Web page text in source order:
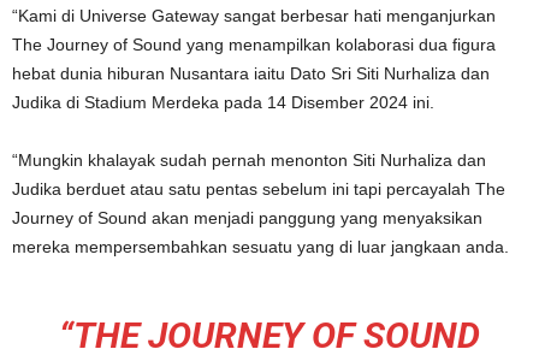
“Kami di Universe Gateway sangat berbesar hati menganjurkan
The Journey of Sound yang menampilkan kolaborasi dua figura
hebat dunia hiburan Nusantara iaitu Dato Sri Siti Nurhaliza dan
Judika di Stadium Merdeka pada 14 Disember 2024 ini.
“Mungkin khalayak sudah pernah menonton Siti Nurhaliza dan
Judika berduet atau satu pentas sebelum ini tapi percayalah The
Journey of Sound akan menjadi panggung yang menyaksikan
mereka mempersembahkan sesuatu yang di luar jangkaan anda.
“THE JOURNEY OF SOUND